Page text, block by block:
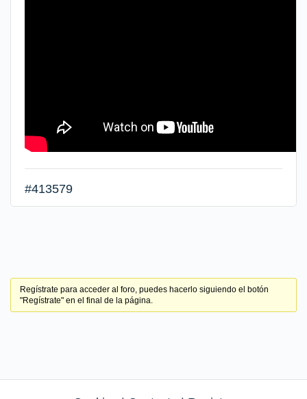
#413579
Regístrate para acceder al foro, puedes hacerlo siguiendo el botón
"Regístrate" en el final de la página.